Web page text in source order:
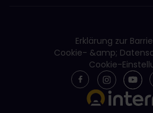
Erklärung zur
Cookie- &amp;
Cookie-